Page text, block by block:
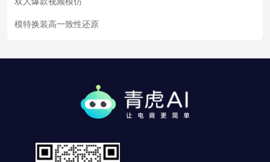
模特换装高一致性还原